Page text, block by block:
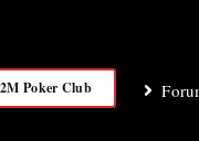
Poker Club